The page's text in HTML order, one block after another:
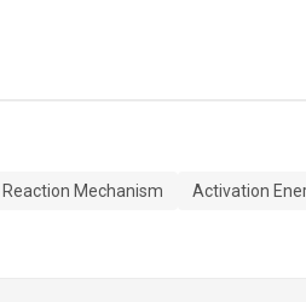
Reaction Mechanism
Activation